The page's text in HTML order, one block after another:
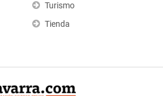
Turismo
Tienda